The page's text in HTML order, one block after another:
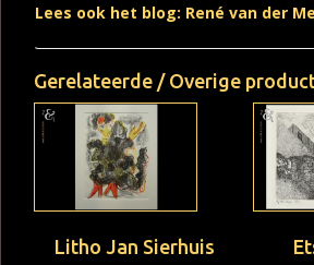
Lees ook het blog: René van der
Gerelateerde / Overige
Litho Jan Sierhuis